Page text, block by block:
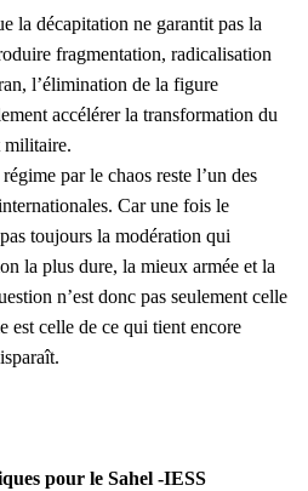
la décapitation ne garantit pas la
fragmentation, radicalisation
l’élimination de la figure
accélérer la transformation du
militaire.
par le chaos reste l’un des
Car une fois le
toujours la modération qui
la plus dure, la mieux armée et la
n’est donc pas seulement celle
est celle de ce qui tient encore
pour le Sahel -IESS